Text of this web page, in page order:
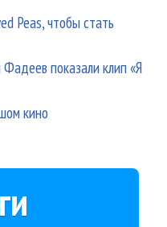
Peas, чтобы стать
показали клип «Я
кино